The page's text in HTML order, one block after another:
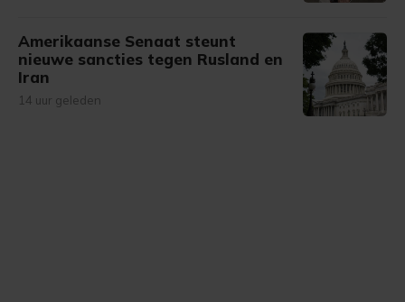
Amerikaanse Senaat steunt
nieuwe sancties tegen Rusland en
Iran
14 uur geleden